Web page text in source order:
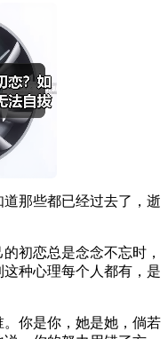
那些都已经过去了，逝
初恋总是念念不忘时，
种心理每个人都有，是
你是你，她是她，倘若